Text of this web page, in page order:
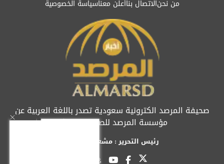
من نحنالاتصال بناأعلن معناسياسة الخصوصية
صحيفة المرصد الكترونية سعودية تصدر باللغة العربية عن
مؤسسة المرصد للصحافة والنشر
رئيس التحرير : مشعل العريفي